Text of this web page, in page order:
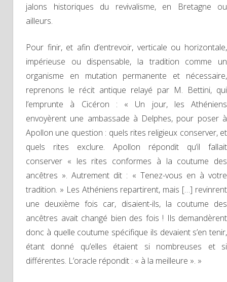
jalons historiques du revivalisme, en Bretagne ou
ailleurs.
Pour finir, et afin d’entrevoir, verticale ou horizontale,
impérieuse ou dispensable, la tradition comme un
organisme en mutation permanente et nécessaire,
reprenons le récit antique relayé par M. Bettini, qui
l’emprunte à Cicéron : « Un jour, les Athéniens
envoyèrent une ambassade à Delphes, pour poser à
Apollon une question : quels rites religieux conserver, et
quels rites exclure. Apollon répondit qu’il fallait
conserver « les rites conformes à la coutume des
ancêtres ». Autrement dit : « Tenez-vous en à votre
tradition. » Les Athéniens repartirent, mais […] revinrent
une deuxième fois car, disaient-ils, la coutume des
ancêtres avait changé bien des fois ! Ils demandèrent
donc à quelle coutume spécifique ils devaient s’en tenir,
étant donné qu’elles étaient si nombreuses et si
différentes. L’oracle répondit : « à la meilleure ». »